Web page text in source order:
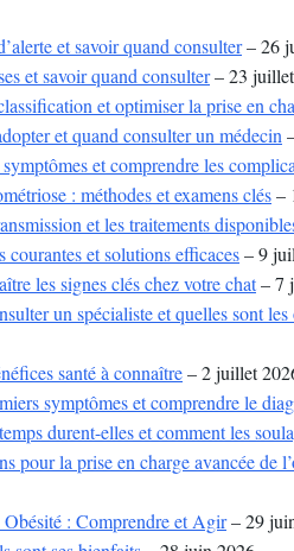
et savoir quand consulter– 26
et savoir quand consulter– 23
et optimiser la prise en
et quand consulter un médecin
et comprendre les
: méthodes et examens clés–
et les traitements
courantes et solutions efficaces– 9
les signes clés chez votre chat– 7
un spécialiste et quelles sont
santé à connaître– 2 juillet
symptômes et comprendre le
durent-elles et comment les
la prise en charge avancée de
: Comprendre et Agir– 29